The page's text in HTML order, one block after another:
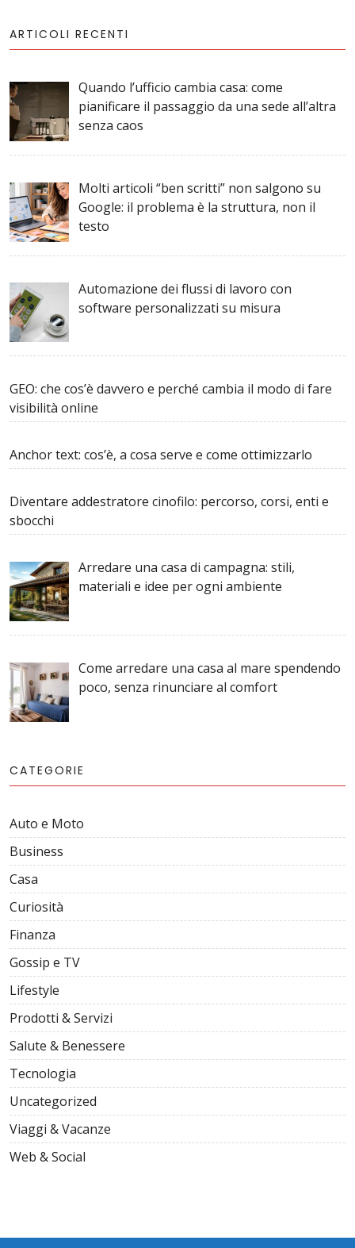
ARTICOLI RECENTI
Quando l’ufficio cambia casa: come
pianificare il passaggio da una sede all’altra
senza caos
Molti articoli “ben scritti” non salgono su
Google: il problema è la struttura, non il
testo
Automazione dei flussi di lavoro con
software personalizzati su misura
GEO: che cos’è davvero e perché cambia il modo di fare
visibilità online
Anchor text: cos’è, a cosa serve e come ottimizzarlo
Diventare addestratore cinofilo: percorso, corsi, enti e
sbocchi
Arredare una casa di campagna: stili,
materiali e idee per ogni ambiente
Come arredare una casa al mare spendendo
poco, senza rinunciare al comfort
CATEGORIE
Auto e Moto
Business
Casa
Curiosità
Finanza
Gossip e TV
Lifestyle
Prodotti & Servizi
Salute & Benessere
Tecnologia
Uncategorized
Viaggi & Vacanze
Web & Social